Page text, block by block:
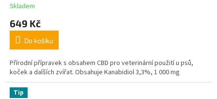
Skladem
649 Kč
Do košíku
Přírodní přípravek s obsahem CBD pro veterinární použití u psů,
koček a dalších zvířat. Obsahuje Kanabidiol 3,3%, 1 000 mg
Tip